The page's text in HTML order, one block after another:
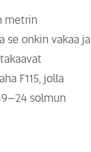
metrin
se onkin vakaa ja
F115, jolla
solmun